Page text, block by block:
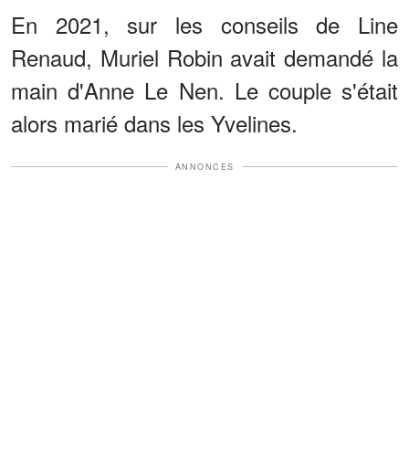
En 2021, sur les conseils de Line
Renaud, Muriel Robin avait demandé la
main d'Anne Le Nen. Le couple s'était
alors marié dans les Yvelines.
ANNONCES